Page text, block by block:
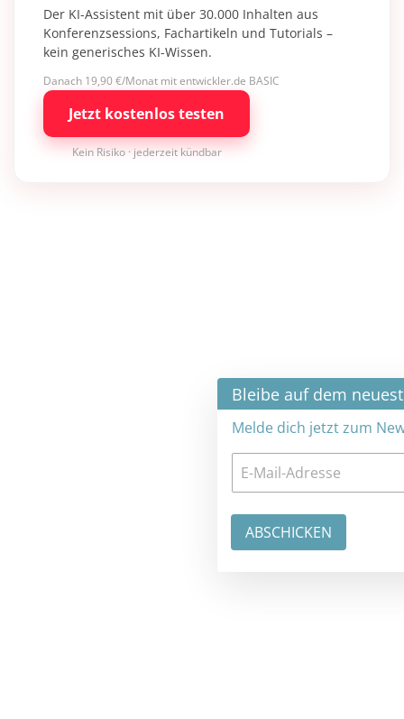
Der KI-Assistent mit über 30.000 Inhalten aus
Konferenzsessions, Fachartikeln und Tutorials –
kein generisches KI-Wissen.
Danach 19,90 €/Monat mit entwickler.de BASIC
Jetzt kostenlos testen
Kein Risiko · jederzeit kündbar
Bleibe auf dem neuesten Stand ×
Melde dich jetzt zum Newsletter an: